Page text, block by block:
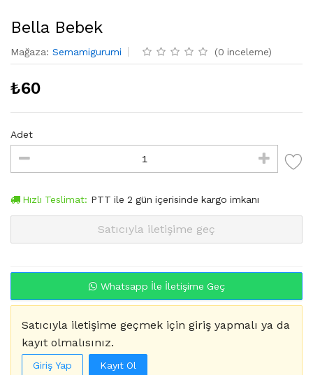
Bella Bebek
Mağaza: Semamigurumi (0 inceleme)
₺60
Adet
Hızlı Teslimat: PTT ile 2 gün içerisinde kargo imkanı
Satıcıyla iletişime geç
Whatsapp İle İletişime Geç
Satıcıyla iletişime geçmek için giriş yapmalı ya da
kayıt olmalısınız.
Giriş Yap Kayıt Ol